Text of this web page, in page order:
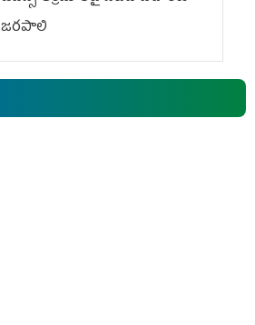
జరపాలి